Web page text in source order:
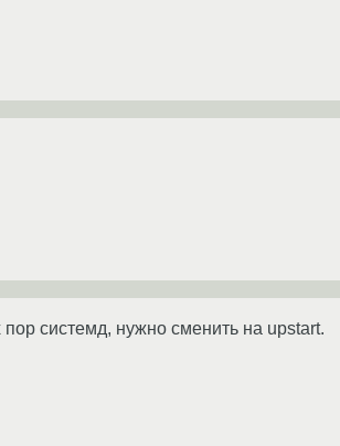
системд, нужно сменить на upstart.